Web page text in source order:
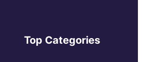
Top Categories